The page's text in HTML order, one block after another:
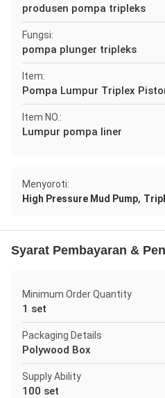
produsen pompa tripleks
Fungsi:
pompa plunger tripleks
Item:
Pompa Lumpur Triplex
Item NO.:
Lumpur pompa liner
Menyoroti:
High Pressure Mud Pump,
Syarat Pembayaran &
Minimum Order Quantity
1 set
Packaging Details
Polywood Box
Supply Ability
100 set